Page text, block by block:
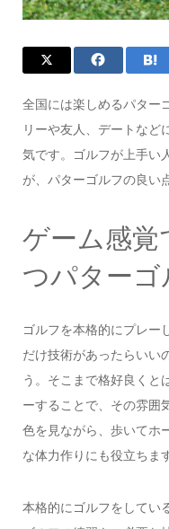
全国には楽しめるパター
リーや友人、デートなど
気です。ゴルフが上手い
が、パターゴルフの良い
ゲーム感覚
つパターゴ
ゴルフを本格的にプレー
だけ技術があったらいい
う。そこまで格好良くと
ーすることで、その雰囲
色を見ながら、歩いてホ
な体力作りにも役立ちま
本格的にゴルフをしてい